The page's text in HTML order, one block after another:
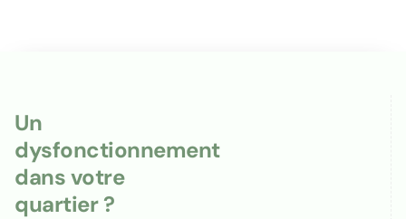
Un
dysfonctionnement
dans votre
quartier ?